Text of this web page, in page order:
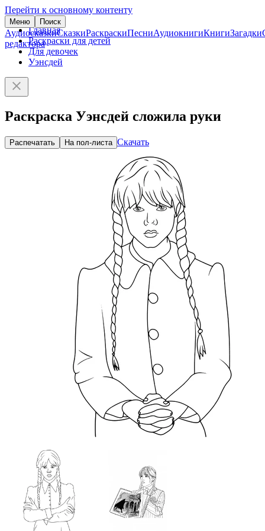
Перейти к основному контенту
Меню Поиск
АудиосказкиСказкиРаскраскиПесниАудиокнигиКнигиЗагадки
редактора
Главная
Раскраски для детей
Для девочек
Уэнсдей
Раскраска Уэнсдей сложила руки
Распечатать На пол-листа Скачать